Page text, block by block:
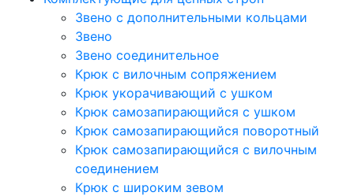
Звено с дополнительными кольцами
Звено
Звено соединительное
Крюк с вилочным сопряжением
Крюк укорачивающий с ушком
Крюк самозапирающийся с ушком
Крюк самозапирающийся поворотный
Крюк самозапирающийся с вилочным
соединением
Крюк с широким зевом